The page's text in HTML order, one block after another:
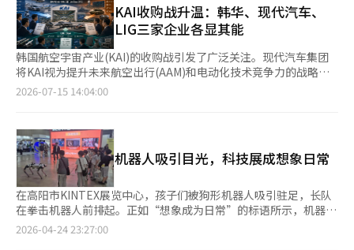
KAI收购战升温：韩华、现代汽车、
LIG三家企业各显其能
韩国航空宇宙产业(KAI)的收购战引发了广泛关注。现代汽车集团
将KAI视为提升未来航空出行(AAM)和电动化技术竞争力的战略合
作伙伴，而韩华集团则将其视为构建涵盖陆、海、空、天的综合防
选企业对“KAI的利用方式”备受关注。作为国内唯一的完整机型
开发和制造企业，各方均表示将创造显著的协同效应。对KAI收购
表现出兴趣的企业包括韩华集团、现代汽车集团和LIG D&A等。它
们分别从不同的目的出发，关注KAI的技术实力和生产基础，包括
AAM、综合防务体系和航空武器系统的整合。韩华集团积极扩大股
份，期望通过收购KAI完成综合防务体系的构建。尽管韩华集团拥
有自走炮、装甲车、舰艇、航空发动机、雷达、卫星等广泛的防务
产品组合，但尚未具备战斗机和军用机的完整开发和生产能力。如
2026-07-15 14:04:00
机器人吸引目光，科技展成想象日常
在高阳市KINTEX展览中心，孩子们被狗形机器人吸引驻足，长队
在拳击机器人前排起。正如“想象成为日常”的标语所示，机器人
已成为日常生活的一部分。由科学技术信息通信部、韩国研究基金
2026-04-24 23:27:00